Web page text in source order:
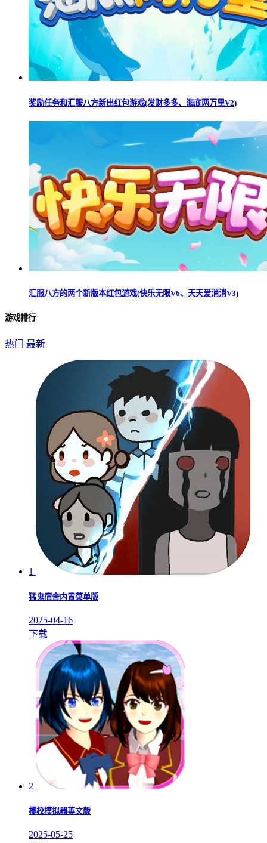
奖励任务和汇服八方新出红包游戏(发财多多、海底两万里V2)
汇服八方的两个新版本红包游戏(快乐无限V6、天天爱消消V3)
游戏排行
热门 最新
1
猛鬼宿舍内置菜单版
2025-04-16
下载
2
樱校模拟器英文版
2025-05-25